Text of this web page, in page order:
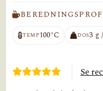
TEMP100°C DOS3 g
Se